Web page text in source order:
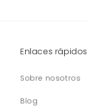
Enlaces rápidos
Sobre nosotros
Blog